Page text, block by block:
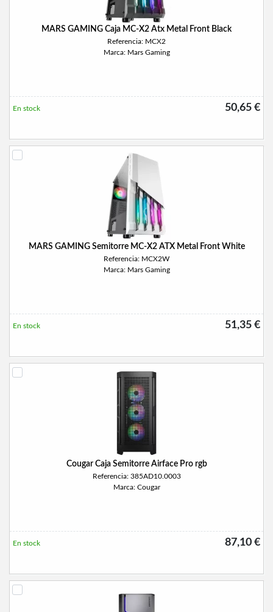
MARS GAMING Caja MC-X2 Atx Metal Front Black
Referencia: MCX2
Marca: Mars Gaming
50,65 €
En stock
MARS GAMING Semitorre MC-X2 ATX Metal Front White
Referencia: MCX2W
Marca: Mars Gaming
51,35 €
En stock
Cougar Caja Semitorre Airface Pro rgb
Referencia: 385AD10.0003
Marca: Cougar
87,10 €
En stock